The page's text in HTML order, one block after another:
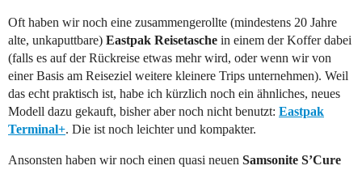
Oft haben wir noch eine zusammengerollte (mindestens 20 Jahre
alte, unkaputtbare) Eastpak Reisetasche in einem der Koffer dabei
(falls es auf der Rückreise etwas mehr wird, oder wenn wir von
einer Basis am Reiseziel weitere kleinere Trips unternehmen). Weil
das echt praktisch ist, habe ich kürzlich noch ein ähnliches, neues
Modell dazu gekauft, bisher aber noch nicht benutzt: Eastpak
Terminal+. Die ist noch leichter und kompakter.
Ansonsten haben wir noch einen quasi neuen Samsonite S’Cure